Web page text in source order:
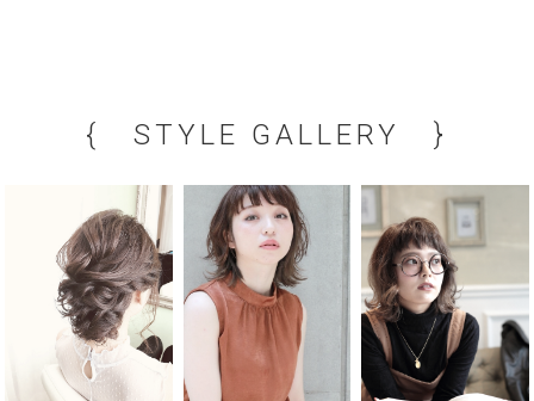
{ STYLE GALLERY }